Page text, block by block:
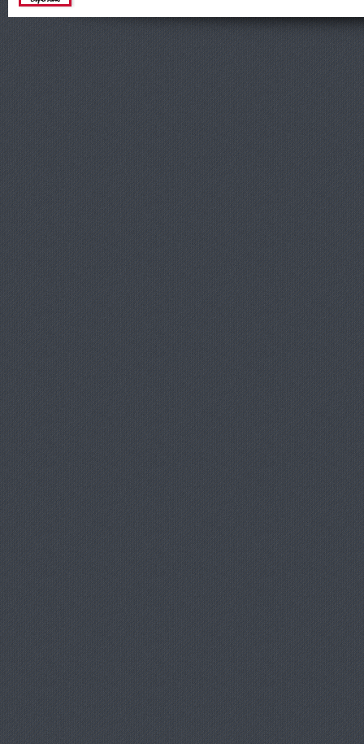
Шутеры
онлайн от
ShootGame:
новости,
статьи,
обзоры и
прохождени
я игр